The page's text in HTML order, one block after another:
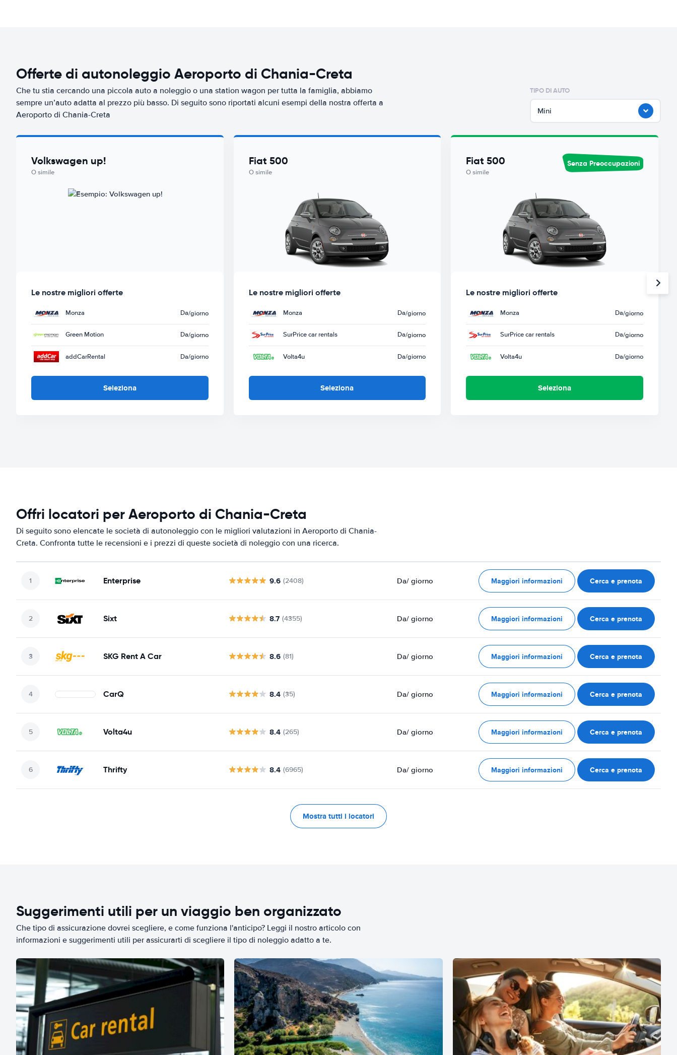
Offerte di autonoleggio Aeroporto di Chania-Creta
Che tu stia cercando una piccola auto a noleggio o una station wagon per tutta la famiglia, abbiamo
sempre un’auto adatta al prezzo più basso. Di seguito sono riportati alcuni esempi della nostra offerta a
Aeroporto di Chania-Creta
TIPO DI AUTO
Mini
Volkswagen up!
O simile
Le nostre migliori offerte
Monza Da/giorno
Green Motion Da/giorno
addCarRental Da/giorno
Seleziona
Fiat 500
O simile
Le nostre migliori offerte
Monza Da/giorno
SurPrice car rentals Da/giorno
Volta4u Da/giorno
Seleziona
Fiat 500
O simile
Senza Preoccupazioni
Le nostre migliori offerte
Monza Da/giorno
SurPrice car rentals Da/giorno
Volta4u Da/giorno
Seleziona
Offri locatori per Aeroporto di Chania-Creta
Di seguito sono elencate le società di autonoleggio con le migliori valutazioni in Aeroporto di Chania-
Creta. Confronta tutte le recensioni e i prezzi di queste società di noleggio con una ricerca.
Enterprise 9.6 (2408) Da/ giorno Maggiori informazioni Cerca e prenota
Sixt 8.7 (4355) Da/ giorno Maggiori informazioni Cerca e prenota
SKG Rent A Car 8.6 (81) Da/ giorno Maggiori informazioni Cerca e prenota
CarQ 8.4 (35) Da/ giorno Maggiori informazioni Cerca e prenota
Volta4u 8.4 (265) Da/ giorno Maggiori informazioni Cerca e prenota
Thrifty 8.4 (6965) Da/ giorno Maggiori informazioni Cerca e prenota
Mostra tutti i locatori
Suggerimenti utili per un viaggio ben organizzato
Che tipo di assicurazione dovrei scegliere, e come funziona l'anticipo? Leggi il nostro articolo con
informazioni e suggerimenti utili per assicurarti di scegliere il tipo di noleggio adatto a te.